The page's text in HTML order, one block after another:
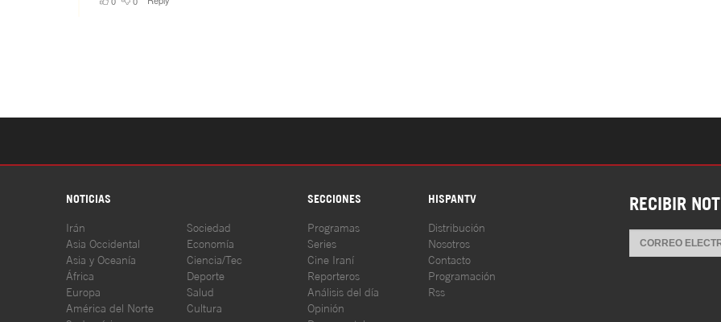
NOTICIAS SECCIONES HISPANTV
Irán
Asia Occidental
Asia y Oceanía
África
Europa
América del Norte
Sociedad
Economía
Ciencia/Tec
Deporte
Salud
Cultura
Programas
Series
Cine Iraní
Reporteros
Análisis del día
Opinión
Distribución
Nosotros
Contacto
Programación
Rss
RECIBIR